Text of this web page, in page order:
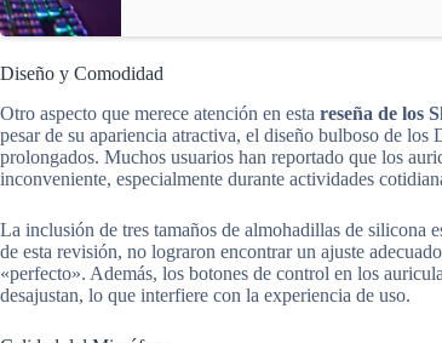
Diseño y Comodidad
Otro aspecto que merece atención en esta reseña de los
pesar de su apariencia atractiva, el diseño bulboso de
prolongados. Muchos usuarios han reportado que los
inconveniente, especialmente durante actividades
La inclusión de tres tamaños de almohadillas de silicona
de esta revisión, no lograron encontrar un ajuste
«perfecto». Además, los botones de control en los
desajustan, lo que interfiere con la experiencia de uso.